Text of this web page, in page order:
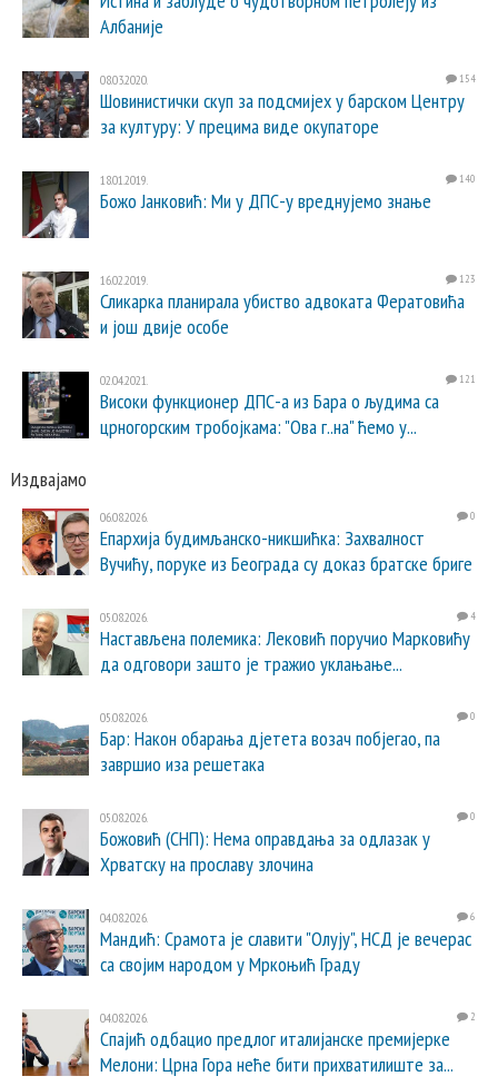
Албаније
08.03.2020. 154
Шовинистички скуп за подсмијех у барском Центру
за културу: У прецима виде окупаторе
18.01.2019. 140
Божо Јанковић: Ми у ДПС-у вреднујемо знање
16.02.2019. 123
Сликарка планирала убиство адвоката Фератовића
и још двије особе
02.04.2021. 121
Високи функционер ДПС-а из Бара о људима са
црногорским тробојкама: "Ова г..на" ћемо у...
Издвајамо
06.08.2026. 0
Епархија будимљанско-никшићка: Захвалност
Вучићу, поруке из Београда су доказ братске бриге
05.08.2026. 4
Настављена полемика: Лековић поручио Марковићу
да одговори зашто је тражио уклањање...
05.08.2026. 0
Бар: Након обарања дјетета возач побјегао, па
завршио иза решетака
05.08.2026. 0
Божовић (СНП): Нема оправдања за одлазак у
Хрватску на прославу злочина
04.08.2026. 6
Мандић: Срамота је славити "Олују", НСД је вечерас
са својим народом у Мркоњић Граду
04.08.2026. 2
Спајић одбацио предлог италијанске премијерке
Мелони: Црна Гора неће бити прихватилиште за...